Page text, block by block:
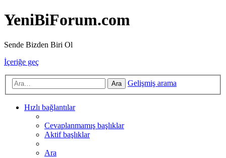
YeniBiForum.com
Sende Bizden Biri Ol
İçeriğe geç
Ara Gelişmiş arama
Hızlı bağlantılar
Cevaplanmamış başlıklar
Aktif başlıklar
Ara